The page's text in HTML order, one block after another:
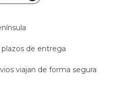
plazos de entrega
viajan de forma segura